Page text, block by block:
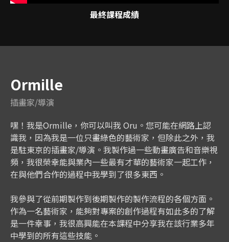
最終課程成績
插畫家/導演
Ormille
嘿！我是Ormille，你可以叫我 Oru。您可能在網路上認
識我，因為我是一位只畫綠色的藝術家，但除此之外，我
是駐東京的插畫家/導演。我製作過一些動畫廣告和音樂視
頻，我很榮幸能與業內一些最有才華的藝術家一起工作，
在與他們合作的過程中我學到了很多東西。
我參與了從前期製作到後期製作的製作流程的各個方面。
作為一名藝術家，能夠對專案的創作過程有如此多的了解
是一件幸事，我很高興能在本課程中分享我在該行業多年
中學到的所有這些技能。